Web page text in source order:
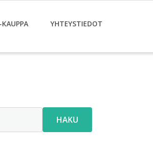
YHTEYSTIEDOT
HAKU